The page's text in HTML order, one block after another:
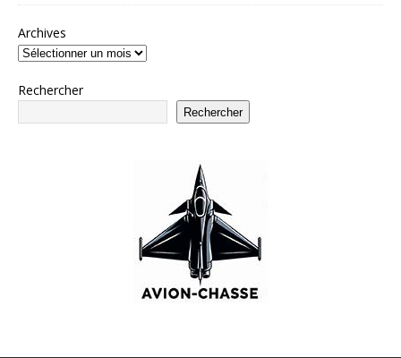
Archives
Rechercher
Rechercher